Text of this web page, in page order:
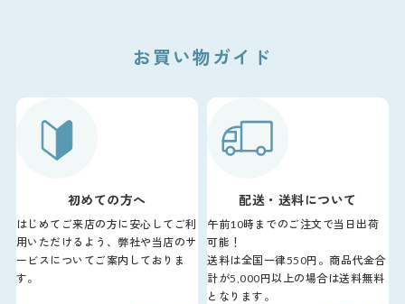
お買い物ガイド
初めての方へ
はじめてご来店の方に安心してご利
用いただけるよう、弊社や当店のサ
ービスについてご案内しておりま
す。
配送・送料について
午前10時までのご注文で当日出荷
可能！
送料は全国一律550円。商品代金合
計が5,000円以上の場合は送料無料
となります。